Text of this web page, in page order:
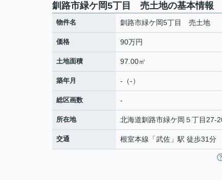
釧路市緑ケ岡5丁目 売土地の基本情報
物件名 釧路市緑ケ岡5丁目 売土地
価格 90万円
土地面積 97.00㎡
築年月 -（-）
総区画数 -
所在地 北海道釧路市緑ケ岡 ５丁目27-
交通 根室本線 「武佐 」駅 徒歩31分